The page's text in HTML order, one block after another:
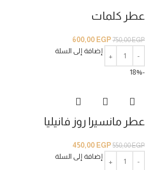
عطر كلمات
750,00EGP
600,00 EGP
إضافة إلى السلة
-18%
عطر مانسيرا روز فانيليا
550,00EGP
450,00 EGP
إضافة إلى السلة